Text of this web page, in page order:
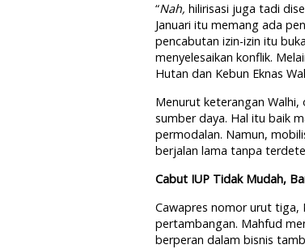
“Nah, hilirisasi juga tadi
Januari itu memang ada
pencabutan izin-izin itu
menyelesaikan konflik.
Hutan dan Kebun Eknas
Menurut keterangan
sumber daya. Hal itu baik
permodalan. Namun,
berjalan lama tanpa
Cabut IUP Tidak Mudah,
Cawapres nomor urut tiga,
pertambangan. Mahfud
berperan dalam bisnis